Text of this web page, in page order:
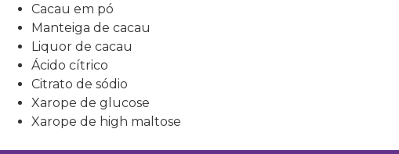
Cacau em pó
Manteiga de cacau
Liquor de cacau
Ácido cítrico
Citrato de sódio
Xarope de glucose
Xarope de high maltose